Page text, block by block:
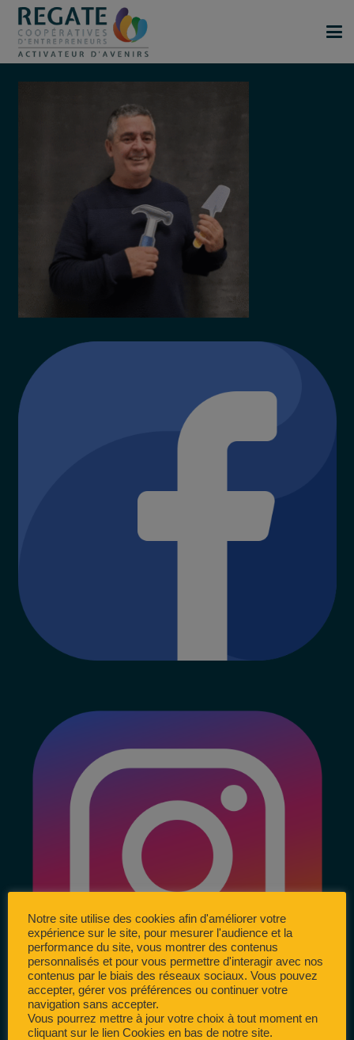
Notre site utilise des cookies afin d'améliorer votre
expérience sur le site, pour mesurer l'audience et la
performance du site, vous montrer des contenus
personnalisés et pour vous permettre d'interagir avec nos
contenus par le biais des réseaux sociaux. Vous pouvez
accepter, gérer vos préférences ou continuer votre
navigation sans accepter.
Vous pourrez mettre à jour votre choix à tout moment en
cliquant sur le lien Cookies en bas de notre site.